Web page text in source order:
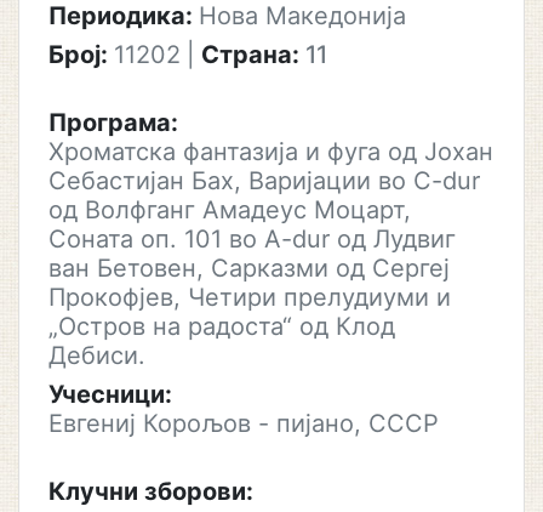
Периодика: Нова Македонија
Број: 11202 Страна: 11
Програма:
Хроматска фантазија и фуга од Јохан
Себастијан Бах, Варијации во C-dur
од Волфганг Амадеус Моцарт,
Соната оп. 101 во A-dur од Лудвиг
ван Бетовен, Сарказми од Сергеј
Прокофјев, Четири прелудиуми и
„Остров на радоста“ од Клод
Дебиси.
Учесници:
Евгениј Корољов - пијано, СССР
Клучни зборови: